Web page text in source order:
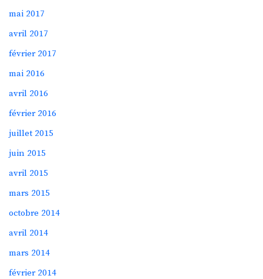
mai 2017
avril 2017
février 2017
mai 2016
avril 2016
février 2016
juillet 2015
juin 2015
avril 2015
mars 2015
octobre 2014
avril 2014
mars 2014
février 2014